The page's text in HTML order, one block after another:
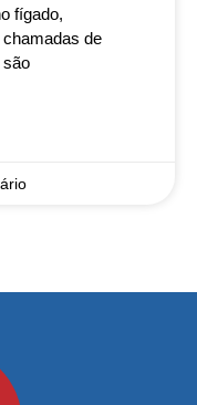
fígado,
de
são